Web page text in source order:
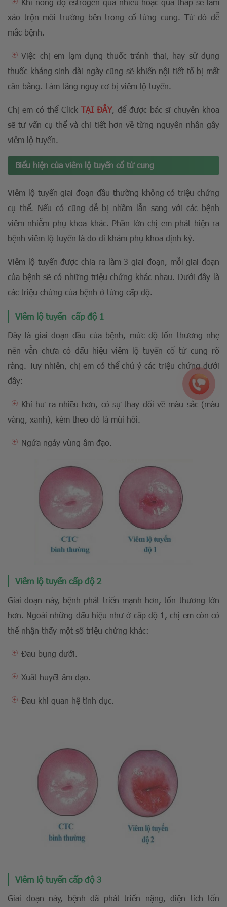
xáo trộn môi trường bên trong cổ từng cung. Từ đó dễ
mắc bệnh.
Việc chị em lạm dụng thuốc tránh thai, hay sử dụng
thuốc kháng sinh dài ngày cũng sẽ khiến nội tiết tố bị mất
cân bằng. Làm tăng nguy cơ bị viêm lộ tuyến.
Chị em có thể Click TẠI ĐÂY, để được bác sĩ chuyên khoa
sẽ tư vấn cụ thể và chi tiết hơn về từng nguyên nhân gây
viêm lộ tuyến.
Biểu hiện của viêm lộ tuyến cổ tử cung
Viêm lộ tuyến giai đoạn đầu thường không có triệu chứng
cụ thể. Nếu có cũng dễ bị nhầm lẫn sang với các bệnh
viêm nhiễm phụ khoa khác. Phần lớn chị em phát hiện ra
bệnh viêm lộ tuyến là do đi khám phụ khoa định kỳ.
Viêm lộ tuyến được chia ra làm 3 giai đoạn, mỗi giai đoạn
của bệnh sẽ có những triệu chứng khác nhau. Dưới đây là
các triệu chứng của bệnh ở từng cấp độ.
Viêm lộ tuyến cấp độ 1
Đây là giai đoạn đầu của bệnh, mức độ tổn thương nhẹ
nên vẫn chưa có dấu hiệu viêm lộ tuyến cổ tử cung rõ
ràng. Tuy nhiên, chị em có thể chú ý các triệu chứng dưới
đây:
Khí hư ra nhiều hơn, có sự thay đổi về màu sắc (màu
vàng, xanh), kèm theo đó là mùi hôi.
Ngứa ngáy vùng âm đạo.
Viêm lộ tuyến cấp độ 2
Giai đoạn này, bệnh phát triển mạnh hơn, tổn thương lớn
hơn. Ngoài những dấu hiệu như ở cấp độ 1, chị em còn có
thể nhận thấy một số triệu chứng khác:
Đau bụng dưới.
Xuất huyết âm đạo.
Đau khi quan hệ tình dục.
Viêm lộ tuyến cấp độ 3
Giai đoạn này, bệnh đã phát triển nặng, diện tích tổn